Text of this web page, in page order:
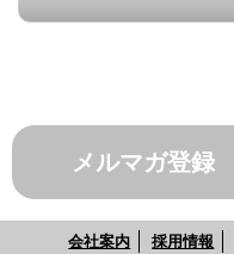
メルマガ登録
会社案内 採用情報